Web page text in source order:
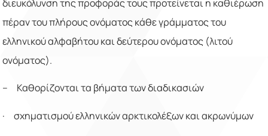
διευκόλυνση της προφοράς τους προτείνεται η καθιέρωση
πέραν του πλήρους ονόματος κάθε γράμματος του
ελληνικού αλφαβήτου και δεύτερου ονόματος (λιτού
ονόματος).
– Καθορίζονται τα βήματα των διαδικασιών
· σχηματισμού ελληνικών αρκτικολέξων και ακρωνύμων